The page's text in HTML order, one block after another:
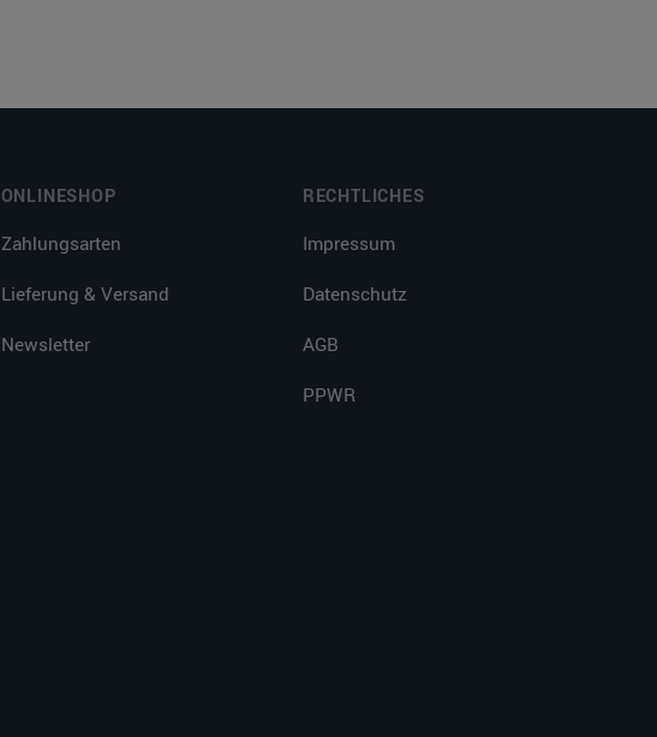
ONLINESHOP
Zahlungsarten
Lieferung & Versand
Newsletter
RECHTLICHES
Impressum
Datenschutz
AGB
PPWR